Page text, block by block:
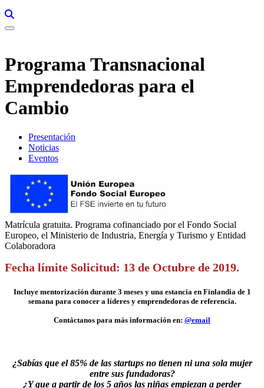
Programa Transnacional
Emprendedoras para el
Cambio
Presentación
Noticias
Eventos
Matrícula gratuita. Programa cofinanciado por el Fondo Social
Europeo, el Ministerio de Industria, Energía y Turismo y Entidad
Colaboradora
Fecha límite Solicitud: 13 de Octubre de 2019.
Incluye mentorización durante 3 meses y una estancia en Finlandia de 1
semana para conocer a líderes y emprendedoras de referencia.
Contáctanos para más información en: @email
¿Sabías que el 85% de las startups no tienen ni una sola mujer
entre sus fundadoras?
¿Y que a partir de los 5 años las niñas empiezan a perder